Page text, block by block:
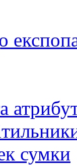
сумки